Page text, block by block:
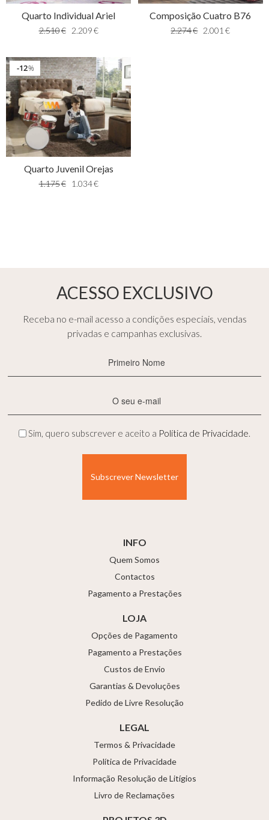
Quarto Individual Ariel
2.510€ 2.209€
Composição Cuatro B76
2.274€ 2.001 €
%
12
Quarto Juvenil Orejas
1.175€ 1.034€
ACESSO EXCLUSIVO
Receba no e-mail acesso a condições especiais, vendas
privadas e campanhas exclusivas.
Nome
mail
Privacidade
Sim, quero subscrever e aceito a Política de Privacidade.
INFO
Quem Somos
Contactos
Pagamento a Prestações
LOJA
Opções de Pagamento
Pagamento a Prestações
Custos de Envio
Garantias & Devoluções
Pedido de Livre Resolução
LEGAL
Termos & Privacidade
Política de Privacidade
Informação Resolução de Litígios
Livro de Reclamações